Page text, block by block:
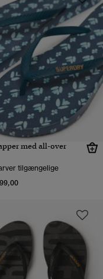
med all-over
tilgængelige